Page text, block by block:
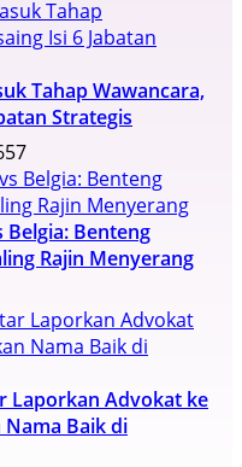
Tahap Wawancara,
Strategis
Belgia: Benteng
Rajin Menyerang
Laporkan Advokat ke
Nama Baik di